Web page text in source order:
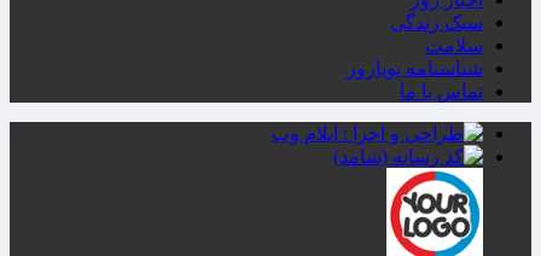
سبک زندگی
سلامت
شناسنامه پویاروز
تماس با ما